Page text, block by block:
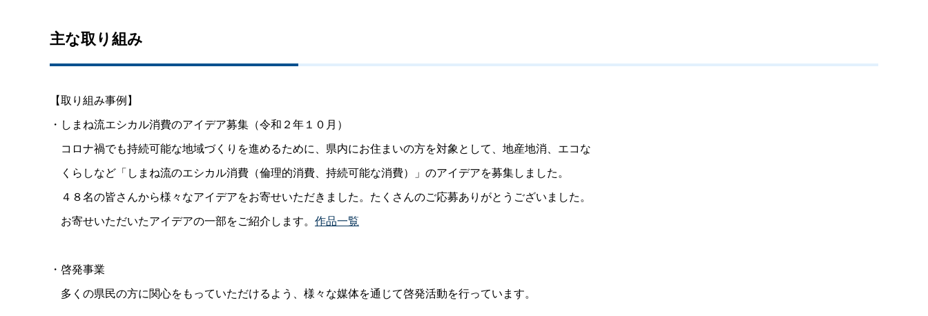
主な取り組み
【取り組み事例】
・しまね流エシカル消費のアイデア募集（令和２年１０月）
コロナ禍でも持続可能な地域づくりを進めるために、県内にお住まいの方を対象として、地産地消、エコな
くらしなど「しまね流のエシカル消費（倫理的消費、持続可能な消費）」のアイデアを募集しました。
４８名の皆さんから様々なアイデアをお寄せいただきました。たくさんのご応募ありがとうございました。
お寄せいただいたアイデアの一部をご紹介します。 作品一覧
・啓発事業
多くの県民の方に関心をもっていただけるよう、様々な媒体を通じて啓発活動を行っています。